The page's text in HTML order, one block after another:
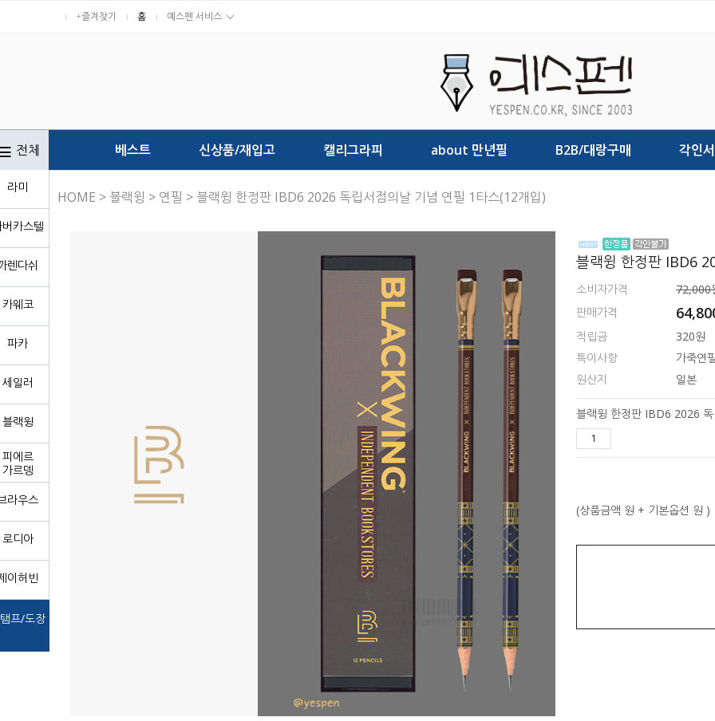
+즐겨찾기 홈 예스펜 서비스
전체
라미
카스텔
렌다쉬
카웨코
파카
세일러
블랙윙
피에르
가르뎅
라우스
로디아
이허빈
프/도장
베스트 신상품/재입고 캘리그라피 about 만년필 B2B/대랑구매 각인
HOME > 블랙윙 > 연필 > 블랙윙 한정판 IBD6 2026 독립서점의날 기념 연필 1타스(12개입)
블랙윙 한정판 IBD6
소비자가격
72,000
판매가격
적립금
320원
특이사항
가죽연
원산지
일본
블랙윙 한정판 IBD6 2026
(상품금액 원 + 기본옵션 원 )